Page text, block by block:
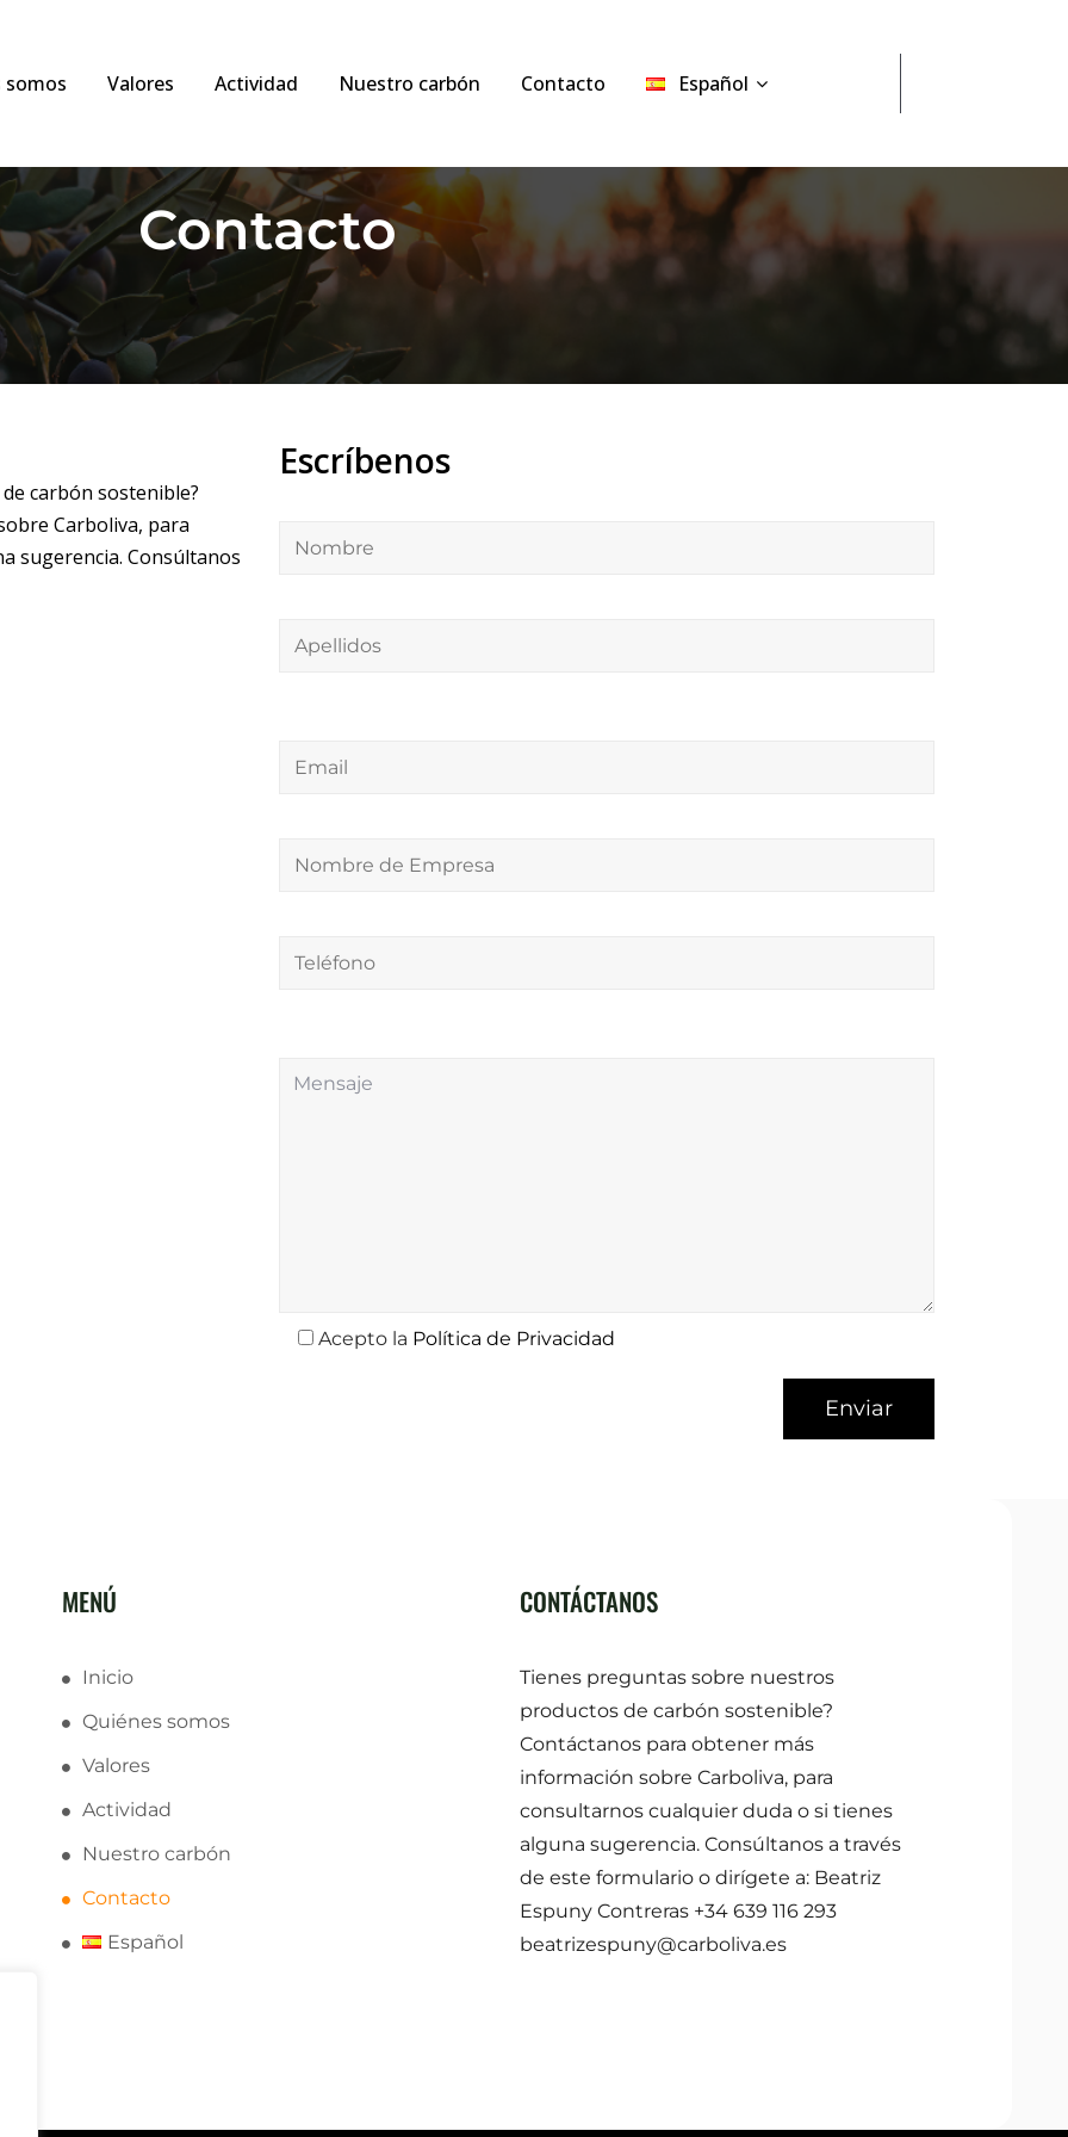
somos Valores Actividad Nuestro carbón Contacto Español
Contacto
carbón sostenible?
Carboliva, para
sugerencia. Consúltanos
Escríbenos
Empresa
Acepto la Política de Privacidad
MENÚ
Inicio
Quiénes somos
Valores
Actividad
Nuestro carbón
Contacto
Español
CONTÁCTANOS
Tienes preguntas sobre nuestros
productos de carbón sostenible?
Contáctanos para obtener más
información sobre Carboliva, para
consultarnos cualquier duda o si tienes
alguna sugerencia. Consúltanos a través
de este formulario o dirígete a: Beatriz
Espuny Contreras +34 639 116 293
beatrizespuny@carboliva.es